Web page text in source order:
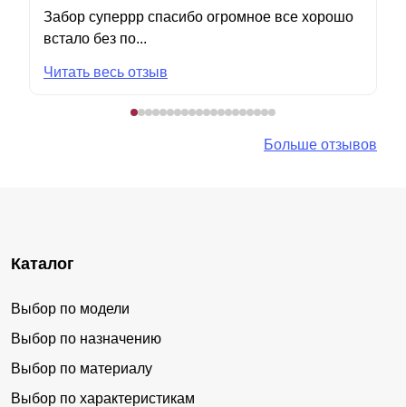
Забор суперрр спасибо огромное все хорошо
встало без по...
Читать весь отзыв
Больше отзывов
Каталог
Выбор по модели
Выбор по назначению
Выбор по материалу
Выбор по характеристикам